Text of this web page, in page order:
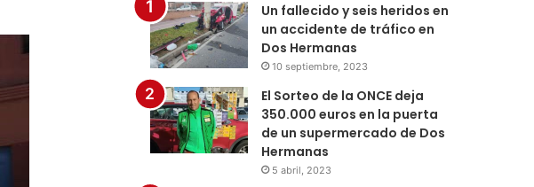
Un fallecido y seis heridos en
un accidente de tráfico en
Dos Hermanas
10 septiembre, 2023
El Sorteo de la ONCE deja
350.000 euros en la puerta
de un supermercado de Dos
Hermanas
5 abril, 2023